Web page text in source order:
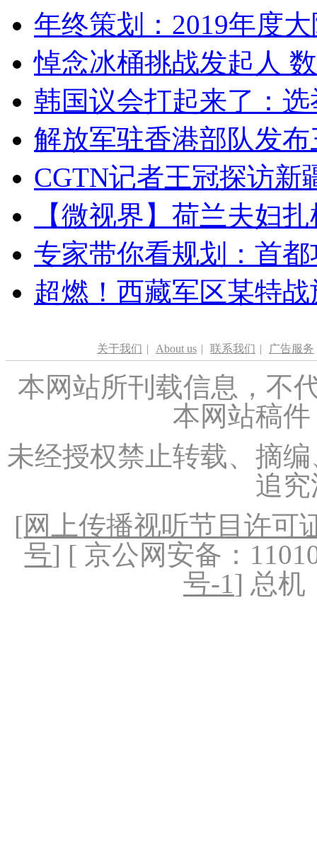
年终策划：2019年度
悼念冰桶挑战发起人
韩国议会打起来了：
解放军驻香港部队发
CGTN记者王冠探访新
【微视界】荷兰夫妇
专家带你看规划：首
超燃！西藏军区某特
关于我们 | About us | 联系我们 | 广告服务
本网站所刊载信息，不
本网站稿
未经授权禁止转载、摘
追
[网上传播视听节目许可
号] [ 京公网安备：
号-1] 总机